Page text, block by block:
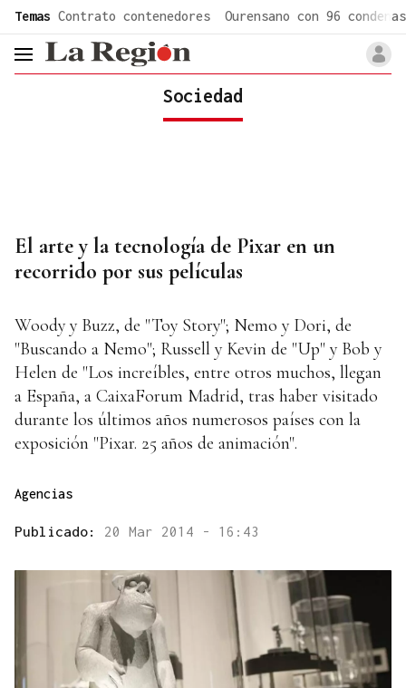
Temas Contrato contenedores Ourensano con 96 condenas
header.menu.open
Sociedad
El arte y la tecnología de Pixar en un
recorrido por sus películas
Woody y Buzz, de "Toy Story"; Nemo y Dori, de
"Buscando a Nemo"; Russell y Kevin de "Up" y Bob y
Helen de "Los increíbles, entre otros muchos, llegan
a España, a CaixaForum Madrid, tras haber visitado
durante los últimos años numerosos países con la
exposición "Pixar. 25 años de animación".
Agencias
Publicado: 20 Mar 2014 - 16:43